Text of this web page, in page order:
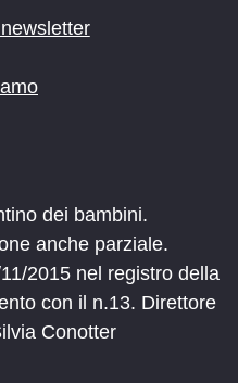
dei bambini.
anche parziale.
2015 nel registro della
con il n.13. Direttore
Conotter